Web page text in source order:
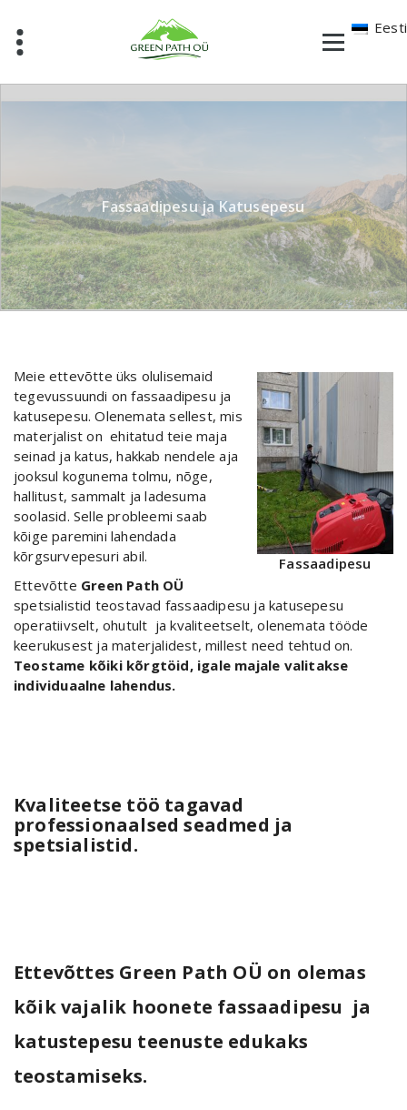
content
Eesti
Fassaadipesu ja Katusepesu
Fassaadipesu
Meie ettevõtte üks olulisemaid
tegevussuundi on fassaadipesu ja
katusepesu. Olenemata sellest, mis
materjalist on ehitatud teie maja
seinad ja katus, hakkab nendele aja
jooksul kogunema tolmu, nõge,
hallitust, sammalt ja ladesuma
soolasid. Selle probleemi saab
kõige paremini lahendada
kõrgsurvepesuri abil.
Ettevõtte Green Path OÜ
spetsialistid teostavad fassaadipesu ja katusepesu
operatiivselt, ohutult ja kvaliteetselt, olenemata tööde
keerukusest ja materjalidest, millest need tehtud on.
Teostame kõiki kõrgtöid, igale majale valitakse
individuaalne lahendus.
Kvaliteetse töö tagavad
professionaalsed seadmed ja
spetsialistid.
Ettevõttes Green Path OÜ on olemas
kõik vajalik hoonete fassaadipesu ja
katustepesu teenuste edukaks
teostamiseks.